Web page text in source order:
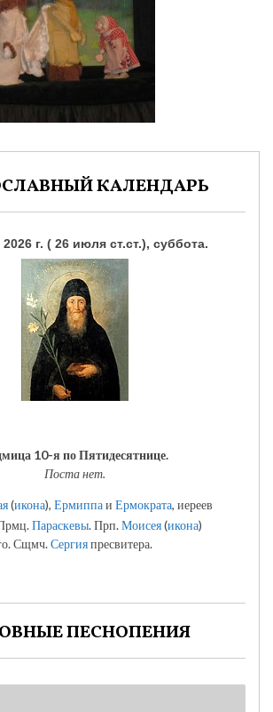
КАЛЕНДАРЬ
2026 г. ( 26 июля ст.ст.), суббота.
10-я по Пятидесятнице.
Поста нет.
(икона), Ермиппаи Ермократа, иереев
Параскевы. Прп.Моисея(икона)
Сщмч.Сергияпресвитера.
ПЕСНОПЕНИЯ